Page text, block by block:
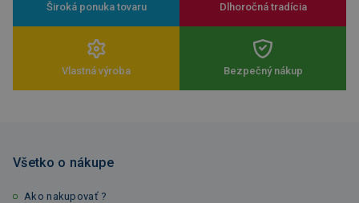
Široká ponuka tovaru Dlhoročná tradícia
Vlastná výroba Bezpečný nákup
Všetko o nákupe
Ako nakupovať ?